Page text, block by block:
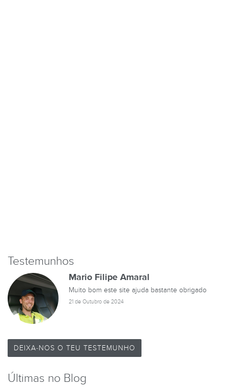
Testemunhos
Mario Filipe Amaral
Muito bom este site ajuda bastante obrigado
21 de Outubro de 2024
DEIXA-NOS O TEU TESTEMUNHO
Últimas no Blog